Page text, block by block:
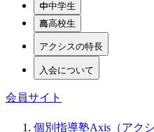
中学生
高校生
アクシスの特長
入会について
会員サイト
個別指導塾Axis（アク